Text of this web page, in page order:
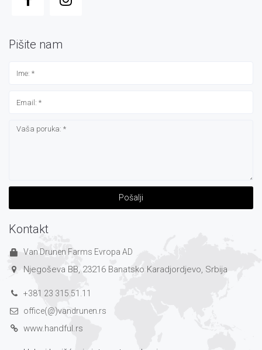
Pišite nam
Pošalji
Kontakt
Van Drunen Farms Evropa AD
Njegoševa BB, 23216 Banatsko Karadjordjevo, Srbija
+381 23 315.51.11
office(@)vandrunen.rs
www.handful.rs